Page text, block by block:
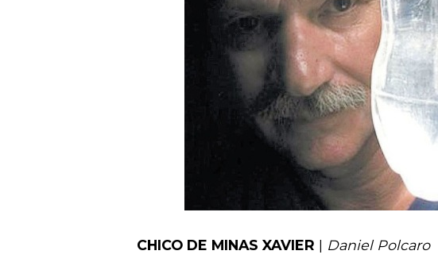
CHICO DE MINAS XAVIER | Daniel Polcaro